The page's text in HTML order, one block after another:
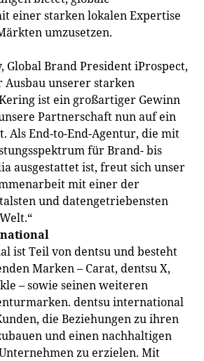
einer starken lokalen Expertise
umzusetzen.
Global Brand President iProspect,
unserer starken
ist ein großartiger Gewinn
Partnerschaft nun auf ein
Als End-to-End-Agentur, die mit
für Brand- bis
ausgestattet ist, freut sich unser
mit einer der
und datengetriebensten
ist Teil von dentsu und besteht
Marken – Carat, dentsu X,
– sowie seinen weiteren
dentsu international
die Beziehungen zu ihren
und einen nachhaltigen
zu erzielen. Mit